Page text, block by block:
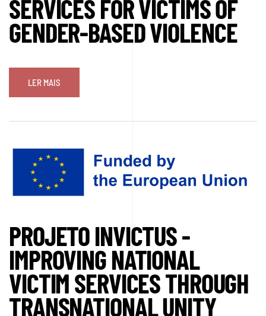
SERVICES FOR VICTIMS OF
GENDER-BASED VIOLENCE
LER MAIS
PROJETO INVICTUS -
IMPROVING NATIONAL
VICTIM SERVICES THROUGH
TRANSNATIONAL UNITY